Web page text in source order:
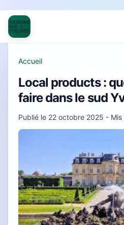
Accueil
Local products :
faire dans le sud
Publié le 22 octobre 2025 - Mis